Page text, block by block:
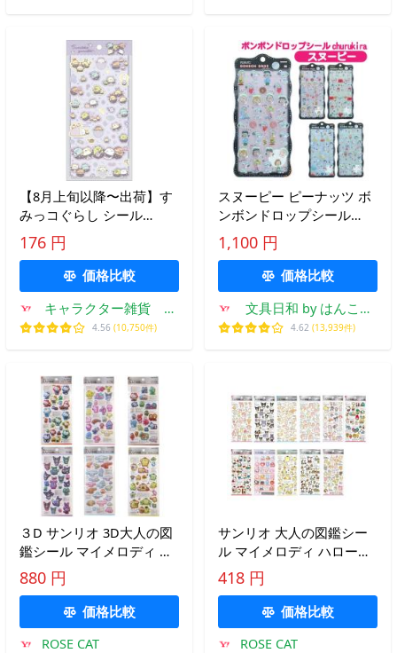
【8月上旬以降〜出荷】す
みっコぐらし シール
SE74102 てんしとあくまな
しっぽず 悪魔 パープル
【お1人様1点限り】
176 円
価格比較
キャラクター雑貨 ラ
フラフ
4.56 (10,750件)
スヌーピー ピーナッツ ボ
ンボンドロップシール
churukira ボンドロ ちゅる
キラ サンスター文具 人気
シル活 ステッカー ぷっく
り 立体
1,100 円
価格比較
文具日和 by はんこシ
ョップおとべ
4.62 (13,939件)
３D サンリオ 3D大人の図
鑑シール マイメロディ ハ
ローキティ シナモロール
立体シール キャラクター
グッズ カミオジャパン
232477
880 円
価格比較
ROSE CAT
サンリオ 大人の図鑑シー
ル マイメロディ ハローキ
ティ シナモロール シール
キャラクターグッズ カミ
オジャパン 228446
418 円
価格比較
ROSE CAT